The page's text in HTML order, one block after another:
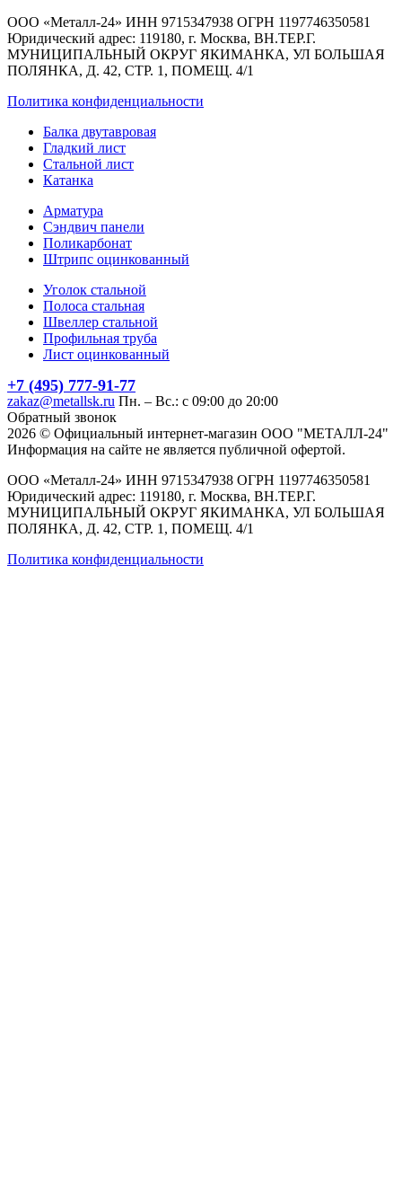
ООО «Металл-24» ИНН 9715347938 ОГРН 1197746350581
Юридический адрес: 119180, г. Москва, ВН.ТЕР.Г.
МУНИЦИПАЛЬНЫЙ ОКРУГ ЯКИМАНКА, УЛ БОЛЬШАЯ
ПОЛЯНКА, Д. 42, СТР. 1, ПОМЕЩ. 4/1
Политика конфиденциальности
Балка двутавровая
Гладкий лист
Стальной лист
Катанка
Арматура
Сэндвич панели
Поликарбонат
Штрипс оцинкованный
Уголок стальной
Полоса стальная
Швеллер стальной
Профильная труба
Лист оцинкованный
+7 (495) 777-91-77
zakaz@metallsk.ru Пн. – Вс.: с 09:00 до 20:00
Обратный звонок
2026 © Официальный интернет-магазин ООО "МЕТАЛЛ-24"
Информация на сайте не является публичной офертой.
ООО «Металл-24» ИНН 9715347938 ОГРН 1197746350581
Юридический адрес: 119180, г. Москва, ВН.ТЕР.Г.
МУНИЦИПАЛЬНЫЙ ОКРУГ ЯКИМАНКА, УЛ БОЛЬШАЯ
ПОЛЯНКА, Д. 42, СТР. 1, ПОМЕЩ. 4/1
Политика конфиденциальности